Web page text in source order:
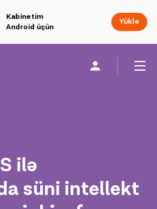
Kabinetim
Android üçün
Yüklə
ilə
süni intellekt